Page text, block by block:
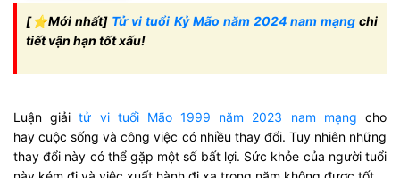
[⭐️Mới nhất] Tử vi tuổi Kỷ Mão năm 2024 nam mạngchi
tiết vận hạn tốt xấu!
Luận giảitử vi tuổi Mão 1999 năm 2023 nam mạng cho
hay cuộc sống và công việc có nhiều thay đổi. Tuy nhiên những
thay đổi này có thể gặp một số bất lợi. Sức khỏe của người tuổi